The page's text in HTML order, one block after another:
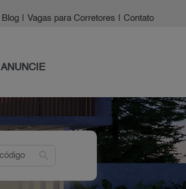
Blog Vagas para Corretores Contato
ANUNCIE
search